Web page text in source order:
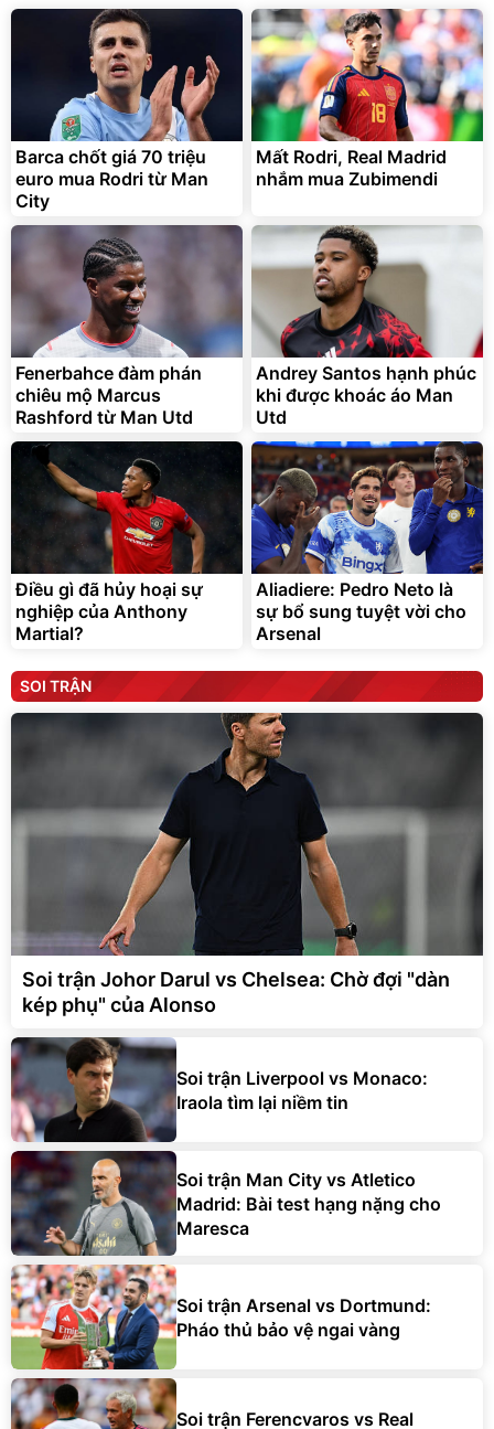
Barca chốt giá 70 triệu
euro mua Rodri từ Man
City
Mất Rodri, Real Madrid
nhắm mua Zubimendi
Fenerbahce đàm phán
chiêu mộ Marcus
Rashford từ Man Utd
Andrey Santos hạnh phúc
khi được khoác áo Man
Utd
Điều gì đã hủy hoại sự
nghiệp của Anthony
Martial?
Aliadiere: Pedro Neto là
sự bổ sung tuyệt vời cho
Arsenal
SOI TRẬN
Soi trận Johor Darul vs Chelsea: Chờ đợi "dàn
kép phụ" của Alonso
Soi trận Liverpool vs Monaco:
Iraola tìm lại niềm tin
Soi trận Man City vs Atletico
Madrid: Bài test hạng nặng cho
Maresca
Soi trận Arsenal vs Dortmund:
Pháo thủ bảo vệ ngai vàng
Soi trận Ferencvaros vs Real